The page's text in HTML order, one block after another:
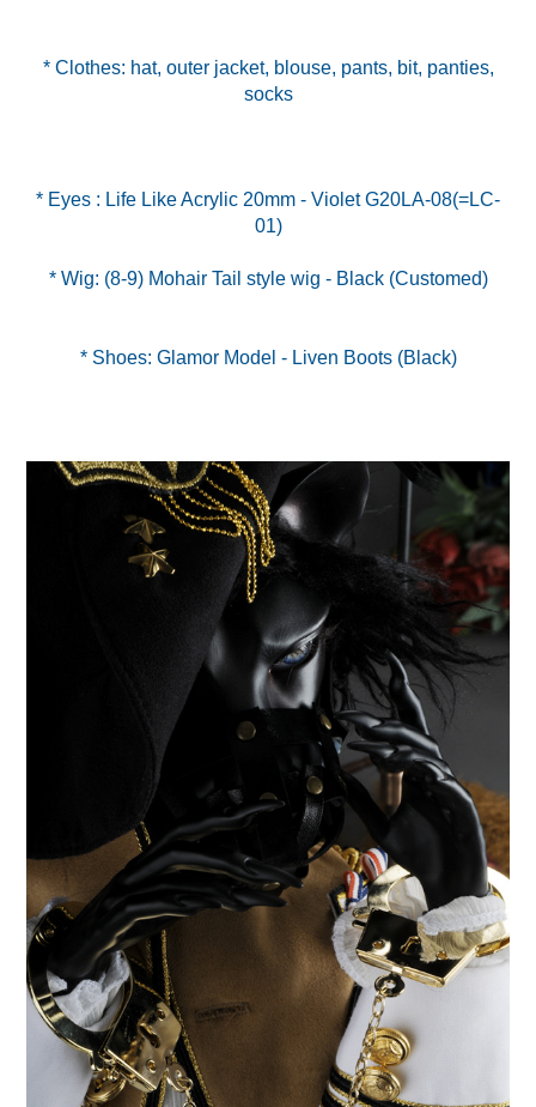
* Clothes: hat, outer jacket, blouse, pants, bit, panties,
socks
* Eyes : Life Like Acrylic 20mm - Violet G20LA-08(=LC-
01)
* Wig: (8-9) Mohair Tail style wig - Black (Customed)
* Shoes: Glamor Model - Liven Boots (Black)